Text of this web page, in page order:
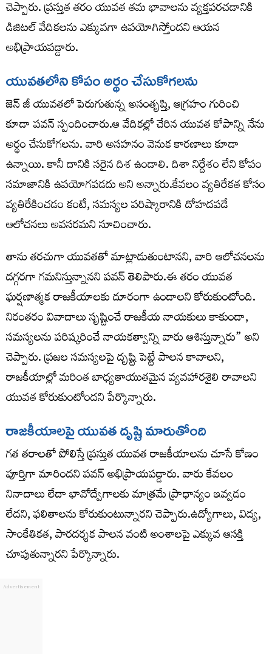
చెప్పారు. ప్రస్తుత తరం యువత తమ భావాలను వ్యక్తపరచడానికి
డిజిటల్ వేదికలను ఎక్కువగా ఉపయోగిస్తోందని ఆయన
అభిప్రాయపడ్డారు.
యువతలోని కోపం అర్థం చేసుకోగలను
జెన్ జీ యువతలో పెరుగుతున్న అసంతృప్తి, ఆగ్రహం గురించి
కూడా పవన్ స్పందించారు.ఆ వేదికల్లో చేరిన యువత కోపాన్ని నేను
అర్థం చేసుకోగలను. వారి అసహనం వెనుక కారణాలు కూడా
ఉన్నాయి. కానీ దానికి సరైన దిశ ఉండాలి. దిశా నిర్దేశం లేని కోపం
సమాజానికి ఉపయోగపడదు అని అన్నారు.కేవలం వ్యతిరేకత కోసం
వ్యతిరేకించడం కంటే, సమస్యల పరిష్కారానికి దోహదపడే
ఆలోచనలు అవసరమని సూచించారు.
తాను తరచుగా యువతతో మాట్లాడుతుంటానని, వారి ఆలోచనలను
దగ్గరగా గమనిస్తున్నానని పవన్ తెలిపారు.ఈ తరం యువత
ఘర్షణాత్మక రాజకీయాలకు దూరంగా ఉండాలని కోరుకుంటోంది.
నిరంతరం వివాదాలు సృష్టించే రాజకీయ నాయకులు కాకుండా,
సమస్యలను పరిష్కరించే నాయకత్వాన్ని వారు ఆశిస్తున్నారు” అని
చెప్పారు. ప్రజల సమస్యలపై దృష్టి పెట్టే పాలన కావాలని,
రాజకీయాల్లో మరింత బాధ్యతాయుతమైన వ్యవహారశైలి రావాలని
యువత కోరుకుంటోందని పేర్కొన్నారు.
రాజకీయాలపై యువత దృష్టి మారుతోంది
గత తరాలతో పోలిస్తే ప్రస్తుత యువత రాజకీయాలను చూసే కోణం
పూర్తిగా మారిందని పవన్ అభిప్రాయపడ్డారు. వారు కేవలం
నినాదాలు లేదా భావోద్వేగాలకు మాత్రమే ప్రాధాన్యం ఇవ్వడం
లేదని, ఫలితాలను కోరుకుంటున్నారని చెప్పారు.ఉద్యోగాలు, విద్య,
సాంకేతికత, పారదర్శక పాలన వంటి అంశాలపై ఎక్కువ ఆసక్తి
చూపుతున్నారని పేర్కొన్నారు.